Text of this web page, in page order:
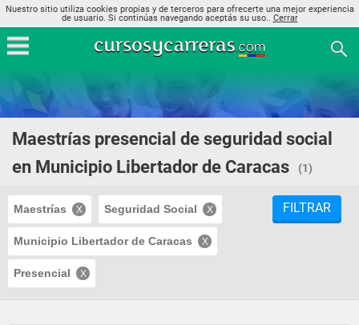
Nuestro sitio utiliza cookies propias y de terceros para ofrecerte una mejor experiencia
de usuario. Si continúas navegando aceptás su uso.. Cerrar
Maestrías presencial de seguridad social
en Municipio Libertador de Caracas
(1)
Maestrías Seguridad Social
Municipio Libertador de Caracas
Presencial
FILTRAR